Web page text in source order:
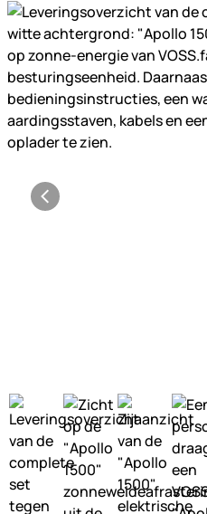
Productgalerij